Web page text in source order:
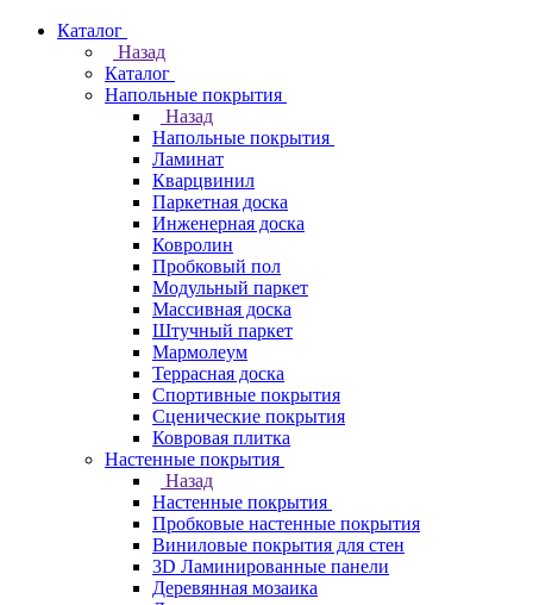
Каталог
Назад
Каталог
Напольные покрытия
Назад
Напольные покрытия
Ламинат
Кварцвинил
Паркетная доска
Инженерная доска
Ковролин
Пробковый пол
Модульный паркет
Массивная доска
Штучный паркет
Мармолеум
Террасная доска
Спортивные покрытия
Сценические покрытия
Ковровая плитка
Настенные покрытия
Назад
Настенные покрытия
Пробковые настенные покрытия
Виниловые покрытия для стен
3D Ламинированные панели
Деревянная мозаика